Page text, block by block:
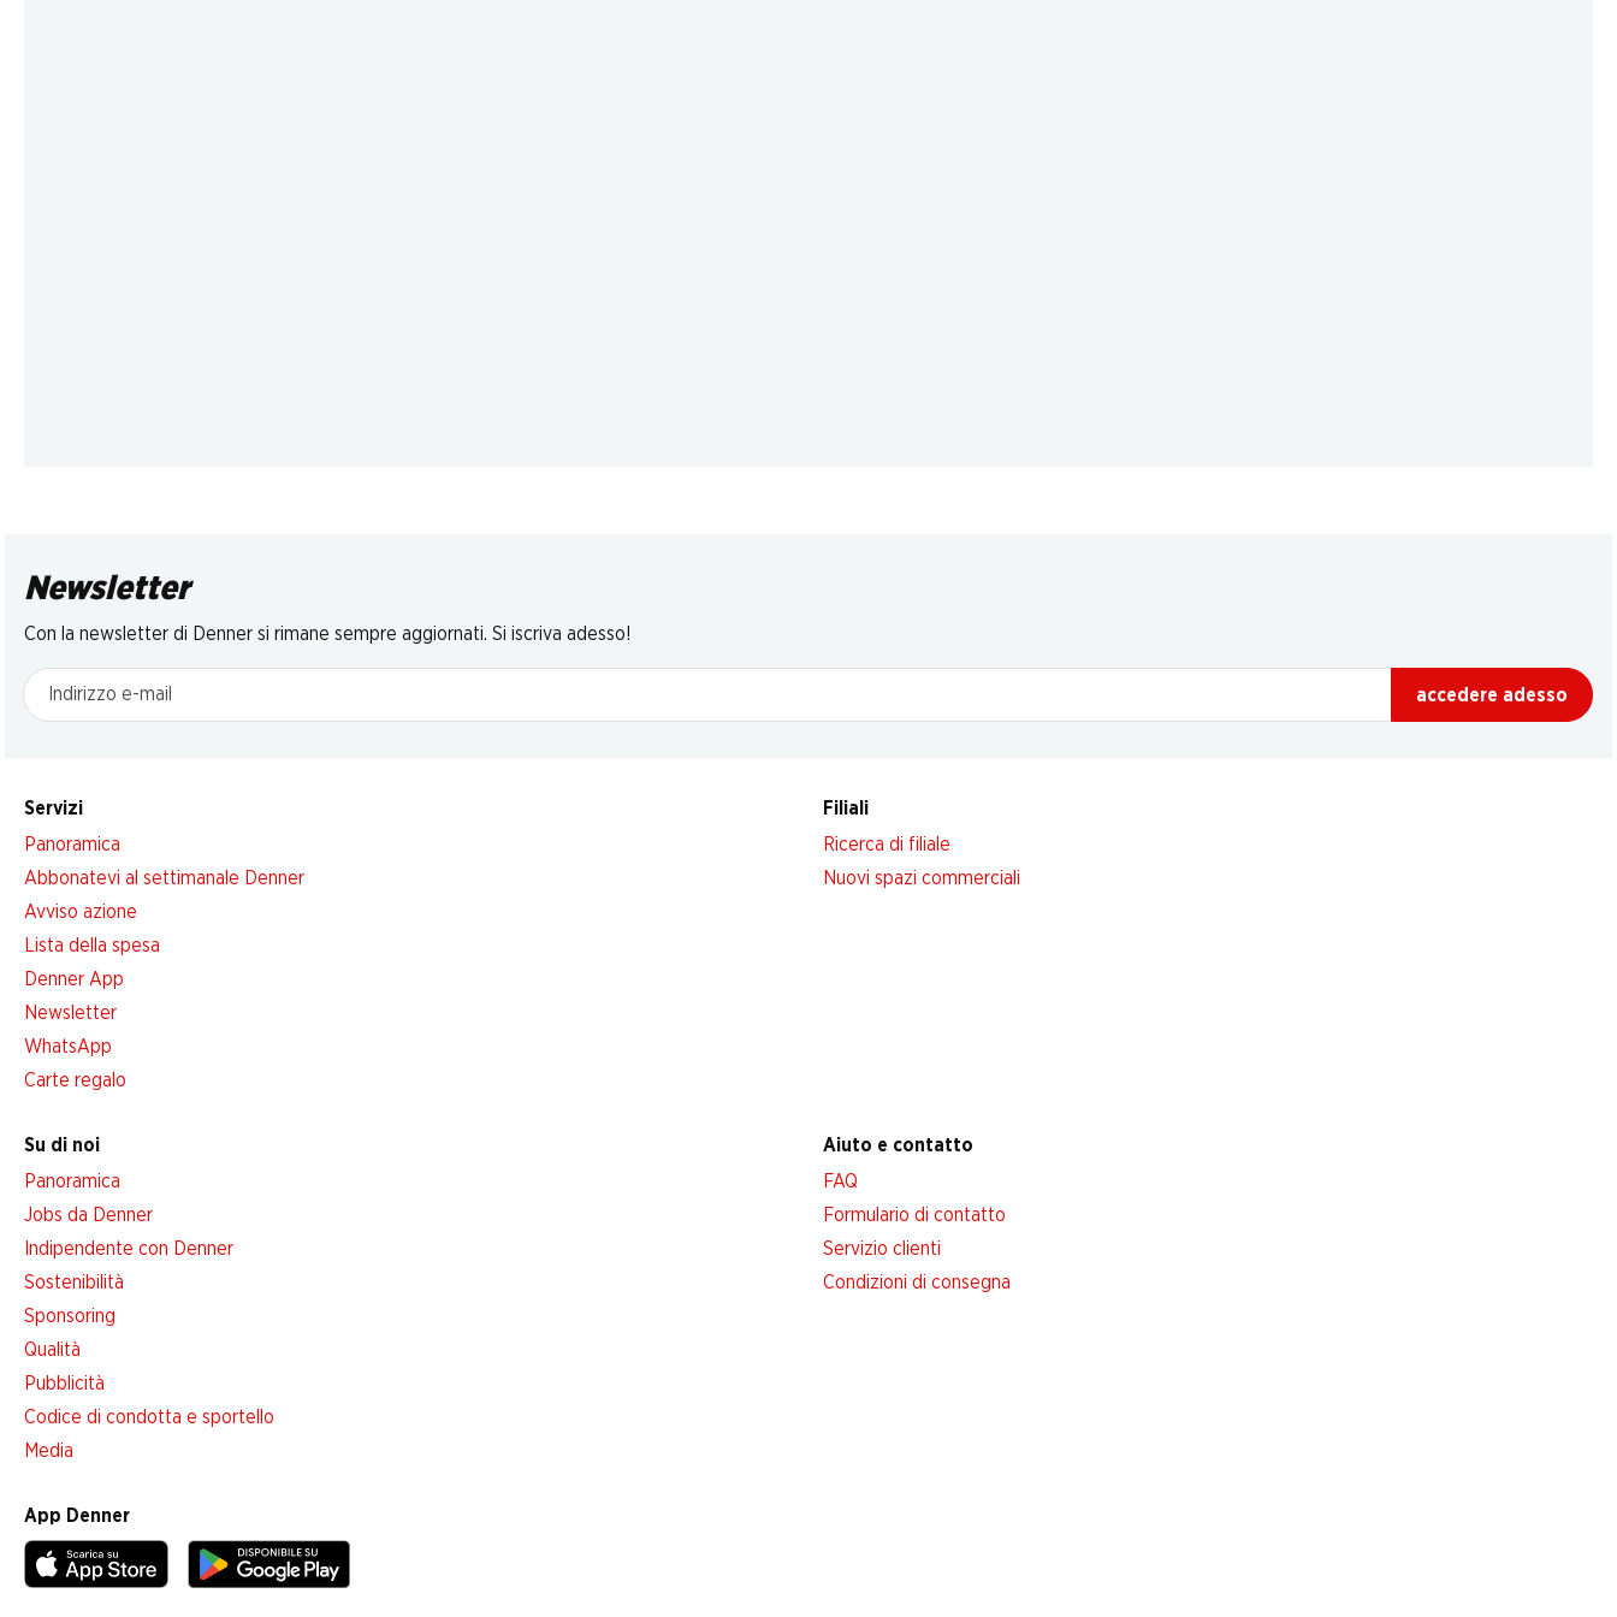
Newsletter
Con la newsletter di Denner si rimane sempre aggiornati. Si iscriva adesso!
Indirizzo e-mail
accedere adesso
Servizi
Panoramica
Abbonatevi al settimanale Denner
Avviso azione
Lista della spesa
Denner App
Newsletter
WhatsApp
Carte regalo
Filiali
Ricerca di filiale
Nuovi spazi commerciali
Su di noi
Panoramica
Jobs da Denner
Indipendente con Denner
Sostenibilità
Sponsoring
Qualità
Pubblicità
Codice di condotta e sportello
Media
Aiuto e contatto
FAQ
Formulario di contatto
Servizio clienti
Condizioni di consegna
App Denner